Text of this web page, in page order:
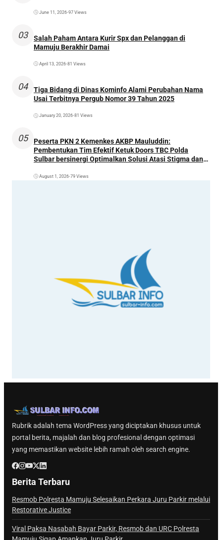
June 11, 2026•97 Views
03
Salah Paham Antara Kurir Spx dan Pelanggan di
Mamuju Berakhir Damai
April 13, 2026•81 Views
04
Tiga Bidang di Dinas Kominfo Alami Perubahan Nama
Usai Terbitnya Pergub Nomor 39 Tahun 2025
January 20, 2026•81 Views
05
Peserta PKN 2 Kemenkes AKBP Mauluddin:
Pembentukan Tim Efektif Ketuk Doors TBC Polda
Sulbar bersinergi Optimalkan Solusi Atasi Stigma dan
August 1, 2026•79 Views
Rubrik adalah tema WordPress yang diciptakan khusus untuk
portal berita, majalah dan blog profesional dengan optimasi
yang memastikan website lebih ramah oleh search engine.
Berita Terbaru
Resmob Polresta Mamuju Selesaikan Perkara Juru Parkir melalui
Restorative Justice
Viral Paksa Nasabah Bayar Parkir, Resmob dan URC Polresta